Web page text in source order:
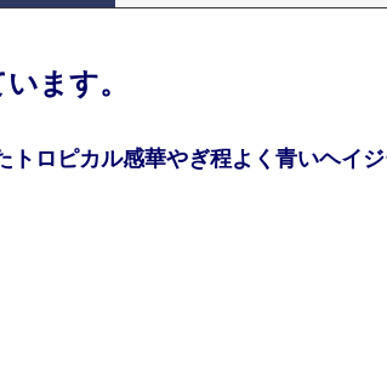
ます。
ロピカル感華やぎ程よく青いヘイ